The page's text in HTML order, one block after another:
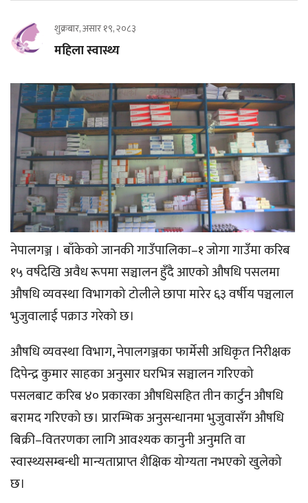
शुक्रबार, असार १९, २०८३
महिला स्वास्थ्य
नेपालगञ्ज । बाँकेको जानकी गाउँपालिका–१ जोगा गाउँमा करिब
१५ वर्षदेखि अवैध रूपमा सञ्चालन हुँदै आएको औषधि पसलमा
औषधि व्यवस्था विभागको टोलीले छापा मारेर ६३ वर्षीय पञ्चलाल
भुजुवालाई पक्राउ गरेको छ।
औषधि व्यवस्था विभाग, नेपालगञ्जका फार्मेसी अधिकृत निरीक्षक
दिपेन्द्र कुमार साहका अनुसार घरभित्र सञ्चालन गरिएको
पसलबाट करिब ४० प्रकारका औषधिसहित तीन कार्टुन औषधि
बरामद गरिएको छ। प्रारम्भिक अनुसन्धानमा भुजुवासँग औषधि
बिक्री–वितरणका लागि आवश्यक कानुनी अनुमति वा
स्वास्थ्यसम्बन्धी मान्यताप्राप्त शैक्षिक योग्यता नभएको खुलेको
छ।